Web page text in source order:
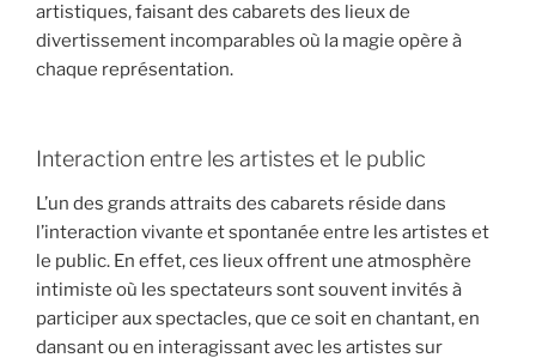
artistiques, faisant des cabarets des lieux de
divertissement incomparables où la magie opère à
chaque représentation.
Interaction entre les artistes et le public
L’un des grands attraits des cabarets réside dans
l’interaction vivante et spontanée entre les artistes et
le public. En effet, ces lieux offrent une atmosphère
intimiste où les spectateurs sont souvent invités à
participer aux spectacles, que ce soit en chantant, en
dansant ou en interagissant avec les artistes sur